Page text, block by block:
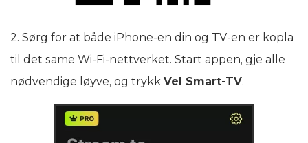
2. Sørg for at både iPhone-en din og TV-en er kopla
til det same Wi‑Fi-nettverket. Start appen, gje alle
nødvendige løyve, og trykk Vel Smart-TV.